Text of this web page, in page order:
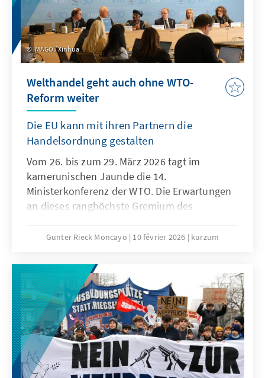
IMAGO / Xinhua
Welthandel geht auch ohne WTO-
Reform weiter
Die EU kann mit ihren Partnern die
Handelsordnung gestalten
Vom 26. bis zum 29. März 2026 tagt im
kamerunischen Jaunde die 14.
Ministerkonferenz der WTO. Die Erwartungen
an dieses ranghöchste Gremium des
geht ernsthaft davon aus, dass der seit der 4.
Stillstand aufgelöst werden kann. Die seit
Jahren geforderte grundlegende Reform der
WTO wird auch dieses Mal nicht gelingen. Das
ist zwar keine gute Nachricht für die globale
Handelsordnung, es bedeutet aber nicht, dass
den konstruktiven Kräften innerhalb der
Weltgemeinschaft und insbesondere der EU
die Hände gebunden sind.
Gunter Rieck Moncayo 10 février 2026 kurzum